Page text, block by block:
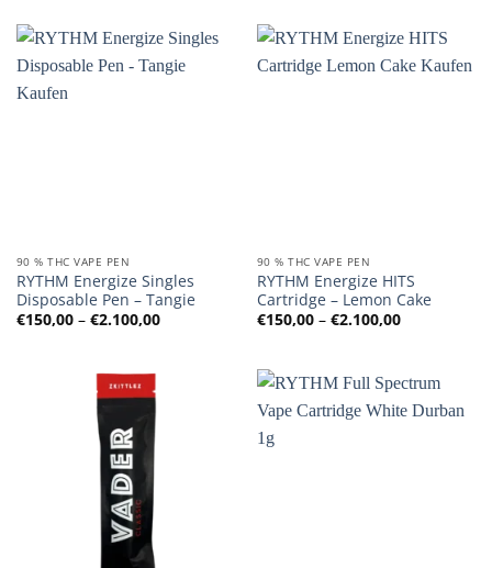
90 % THC VAPE PEN
RYTHM Energize Singles
Disposable Pen – Tangie
€150,00 – €2.100,00Preisspanne:
90 % THC VAPE PEN
RYTHM Energize HITS
Cartridge – Lemon Cake
€150,00 – €2.100,00